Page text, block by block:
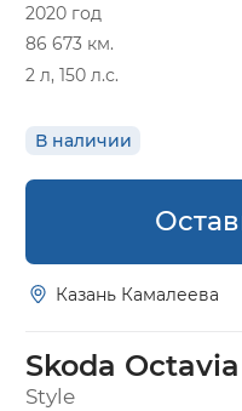
2020 год
86 673 км.
2 л, 150 л.с.
В наличии
Казань Камалеева
Skoda Octavia
Style